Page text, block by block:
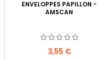
ENVELOPPES PAPILLON -
AMSCAN
Prix
3,55 €